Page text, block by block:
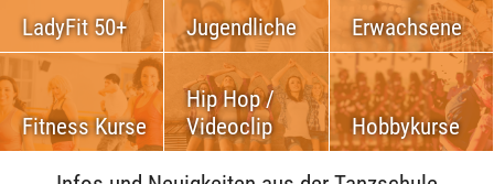
LadyFit 50+ Jugendliche Erwachsene
Fitness Kurse
Hip Hop /
Videoclip
Hobbykurse